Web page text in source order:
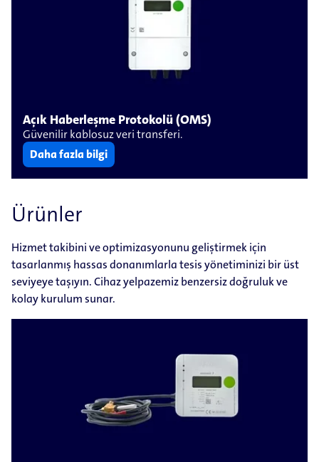
Açık Haberleşme Protokolü (OMS)
Güvenilir kablosuz veri transferi.
Daha fazla bilgi
Ürünler
Hizmet takibini ve optimizasyonunu geliştirmek için
tasarlanmış hassas donanımlarla tesis yönetiminizi bir üst
seviyeye taşıyın. Cihaz yelpazemiz benzersiz doğruluk ve
kolay kurulum sunar.